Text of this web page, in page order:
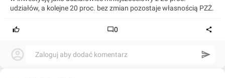
udziałów, a kolejne 20 proc. bez zmian pozostaje własnością PZŻ.
0
Zaloguj aby dodać komentarz